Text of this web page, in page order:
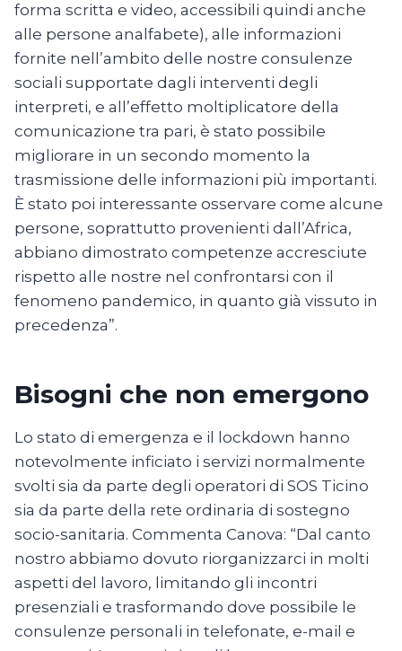
forma scritta e video, accessibili quindi anche
alle persone analfabete), alle informazioni
fornite nell’ambito delle nostre consulenze
sociali supportate dagli interventi degli
interpreti, e all’effetto moltiplicatore della
comunicazione tra pari, è stato possibile
migliorare in un secondo momento la
trasmissione delle informazioni più importanti.
È stato poi interessante osservare come alcune
persone, soprattutto provenienti dall’Africa,
abbiano dimostrato competenze accresciute
rispetto alle nostre nel confrontarsi con il
fenomeno pandemico, in quanto già vissuto in
precedenza”.
Bisogni che non emergono
Lo stato di emergenza e il lockdown hanno
notevolmente inficiato i servizi normalmente
svolti sia da parte degli operatori di SOS Ticino
sia da parte della rete ordinaria di sostegno
socio-sanitaria. Commenta Canova: “Dal canto
nostro abbiamo dovuto riorganizzarci in molti
aspetti del lavoro, limitando gli incontri
presenziali e trasformando dove possibile le
consulenze personali in telefonate, e-mail e